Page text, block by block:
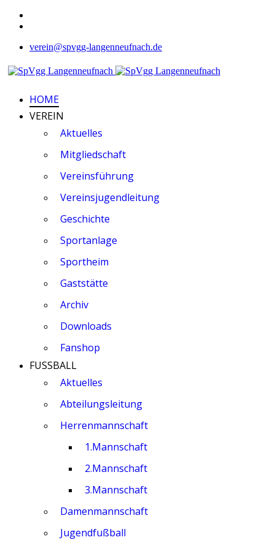
verein@spvgg-langenneufnach.de
HOME
VEREIN
Aktuelles
Mitgliedschaft
Vereinsführung
Vereinsjugendleitung
Geschichte
Sportanlage
Sportheim
Gaststätte
Archiv
Downloads
Fanshop
FUSSBALL
Aktuelles
Abteilungsleitung
Herrenmannschaft
1.Mannschaft
2.Mannschaft
3.Mannschaft
Damenmannschaft
Jugendfußball